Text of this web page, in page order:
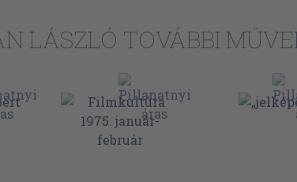
LÁSZLÓ TOVÁBBI